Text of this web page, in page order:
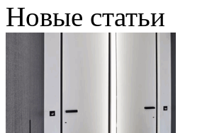
Новые статьи